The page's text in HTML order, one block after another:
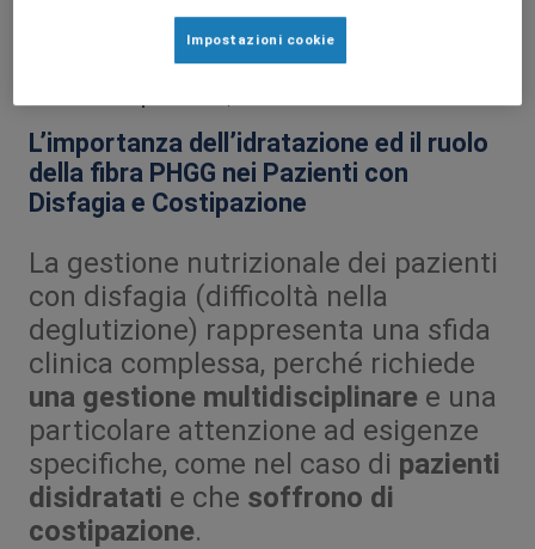
L’importanza dell’idratazione ed il ruolo
della fibra PHGG nei Pazienti con
Disfagia e Costipazione
La gestione nutrizionale dei pazienti
con disfagia (difficoltà nella
deglutizione) rappresenta una sfida
clinica complessa, perché richiede
una gestione multidisciplinaree una
particolare attenzione ad esigenze
specifiche, come nel caso di pazienti
disidratati e che soffrono di
costipazione.
Impostazioni cookie